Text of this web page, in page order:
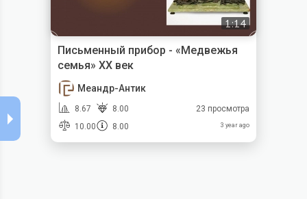
1:14
Письменный прибор - «Медвежья
семья» XX век
Меандр-Антик
8.67
8.00
10.00
8.00
23 просмотра
3 year ago